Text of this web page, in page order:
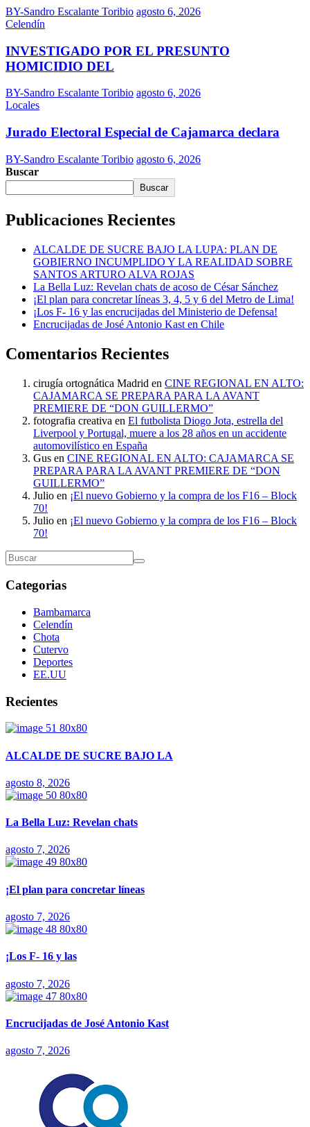
BY-Sandro Escalante Toribio agosto 6, 2026
Celendín
INVESTIGADO POR EL PRESUNTO
HOMICIDIO DEL
BY-Sandro Escalante Toribio agosto 6, 2026
Locales
Jurado Electoral Especial de Cajamarca declara
BY-Sandro Escalante Toribio agosto 6, 2026
Buscar
Buscar
Publicaciones Recientes
ALCALDE DE SUCRE BAJO LA LUPA: PLAN DE
GOBIERNO INCUMPLIDO Y LA REALIDAD SOBRE
SANTOS ARTURO ALVA ROJAS
La Bella Luz: Revelan chats de acoso de César Sánchez
¡El plan para concretar líneas 3, 4, 5 y 6 del Metro de Lima!
¡Los F- 16 y las encrucijadas del Ministerio de Defensa!
Encrucijadas de José Antonio Kast en Chile
Comentarios Recientes
cirugía ortognática Madrid en CINE REGIONAL EN ALTO:
CAJAMARCA SE PREPARA PARA LA AVANT
PREMIERE DE “DON GUILLERMO”
fotografia creativa en El futbolista Diogo Jota, estrella del
Liverpool y Portugal, muere a los 28 años en un accidente
automovilístico en España
Gus en CINE REGIONAL EN ALTO: CAJAMARCA SE
PREPARA PARA LA AVANT PREMIERE DE “DON
GUILLERMO”
Julio en ¡El nuevo Gobierno y la compra de los F16 – Block
70!
Julio en ¡El nuevo Gobierno y la compra de los F16 – Block
70!
Categorias
Bambamarca
Celendín
Chota
Cutervo
Deportes
EE.UU
Recientes
ALCALDE DE SUCRE BAJO LA
agosto 8, 2026
La Bella Luz: Revelan chats
agosto 7, 2026
¡El plan para concretar líneas
agosto 7, 2026
¡Los F- 16 y las
agosto 7, 2026
Encrucijadas de José Antonio Kast
agosto 7, 2026